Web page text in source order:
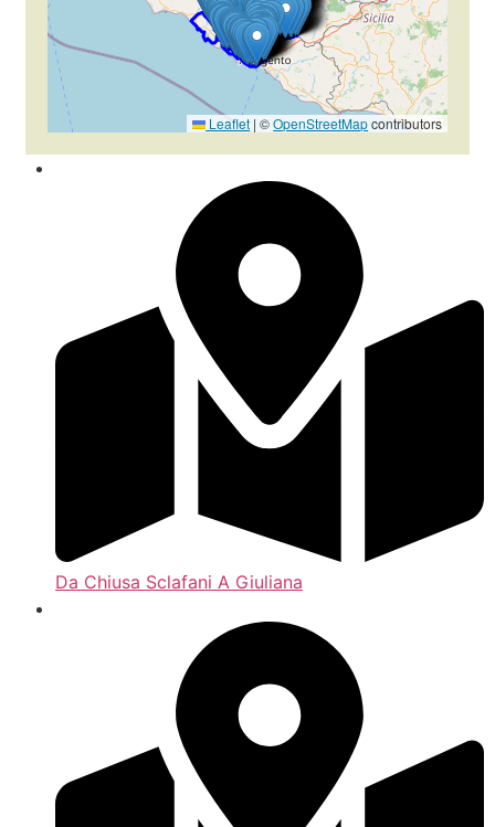
Leaflet | ©OpenStreetMapcontributors
Da Chiusa Sclafani A Giuliana